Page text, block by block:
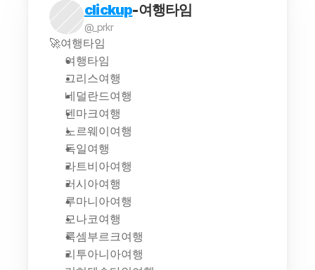
clickup-여행타임
@_prkr
🚀여행타임
여행타임
그리스여행
네덜란드여행
덴마크여행
노르웨이여행
독일여행
라트비아여행
러시아여행
루마니아여행
모나코여행
룩셈부르크여행
리투아니아여행